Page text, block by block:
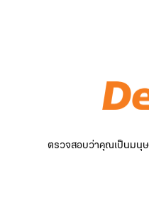
ตรวจสอบว่าคุณเป็นมนุษ